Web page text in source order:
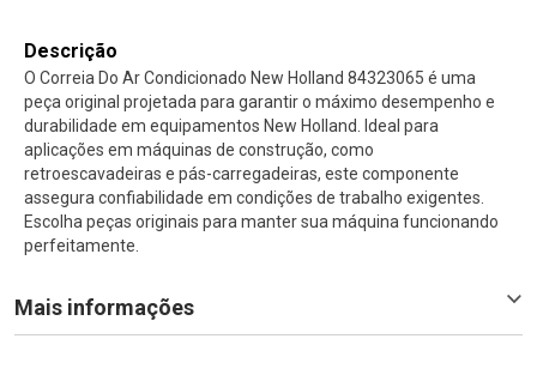
Descrição
O Correia Do Ar Condicionado New Holland 84323065 é uma
peça original projetada para garantir o máximo desempenho e
durabilidade em equipamentos New Holland. Ideal para
aplicações em máquinas de construção, como
retroescavadeiras e pás-carregadeiras, este componente
assegura confiabilidade em condições de trabalho exigentes.
Escolha peças originais para manter sua máquina funcionando
perfeitamente.
Mais informações